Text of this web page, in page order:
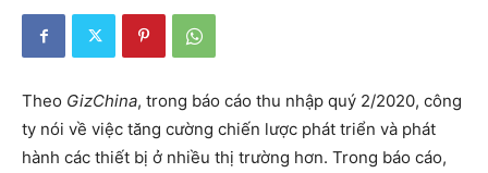
Theo GizChina, trong báo cáo thu nhập quý 2/2020, công
ty nói về việc tăng cường chiến lược phát triển và phát
hành các thiết bị ở nhiều thị trường hơn. Trong báo cáo,